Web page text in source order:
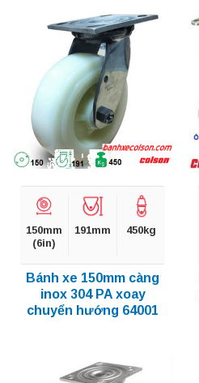
150mm
(6in)
191mm 450kg
Bánh xe 150mm càng
inox 304 PA xoay
chuyển hướng 64001